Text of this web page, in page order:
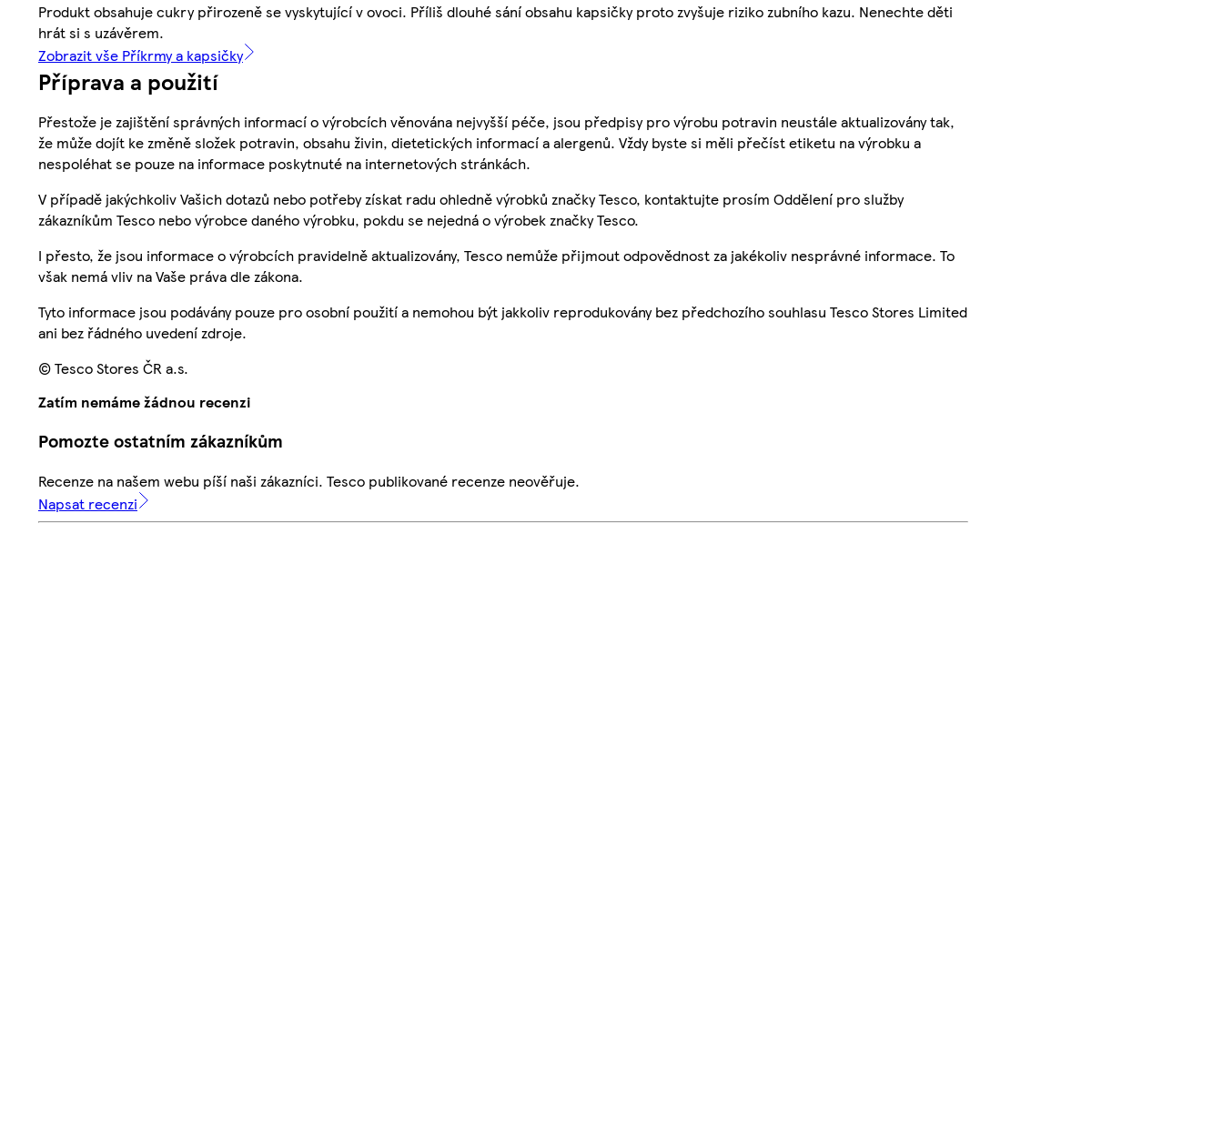
Produkt obsahuje cukry přirozeně se vyskytující v ovoci. Příliš dlouhé sání obsahu kapsičky proto zvyšuje riziko zubního kazu. Nenechte děti
hrát si s uzávěrem.
Zobrazit vše Příkrmy a kapsičky
Příprava a použití
Přestože je zajištění správných informací o výrobcích věnována nejvyšší péče, jsou předpisy pro výrobu potravin neustále aktualizovány tak,
že může dojít ke změně složek potravin, obsahu živin, dietetických informací a alergenů. Vždy byste si měli přečíst etiketu na výrobku a
nespoléhat se pouze na informace poskytnuté na internetových stránkách.
V případě jakýchkoliv Vašich dotazů nebo potřeby získat radu ohledně výrobků značky Tesco, kontaktujte prosím Oddělení pro služby
zákazníkům Tesco nebo výrobce daného výrobku, pokdu se nejedná o výrobek značky Tesco.
I přesto, že jsou informace o výrobcích pravidelně aktualizovány, Tesco nemůže přijmout odpovědnost za jakékoliv nesprávné informace. To
však nemá vliv na Vaše práva dle zákona.
Tyto informace jsou podávány pouze pro osobní použití a nemohou být jakkoliv reprodukovány bez předchozího souhlasu Tesco Stores Limited
ani bez řádného uvedení zdroje.
© Tesco Stores ČR a.s.
Zatím nemáme žádnou recenzi
Pomozte ostatním zákazníkům
Recenze na našem webu píší naši zákazníci. Tesco publikované recenze neověřuje.
Napsat recenzi